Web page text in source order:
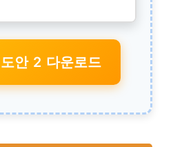
안 2 다운로드